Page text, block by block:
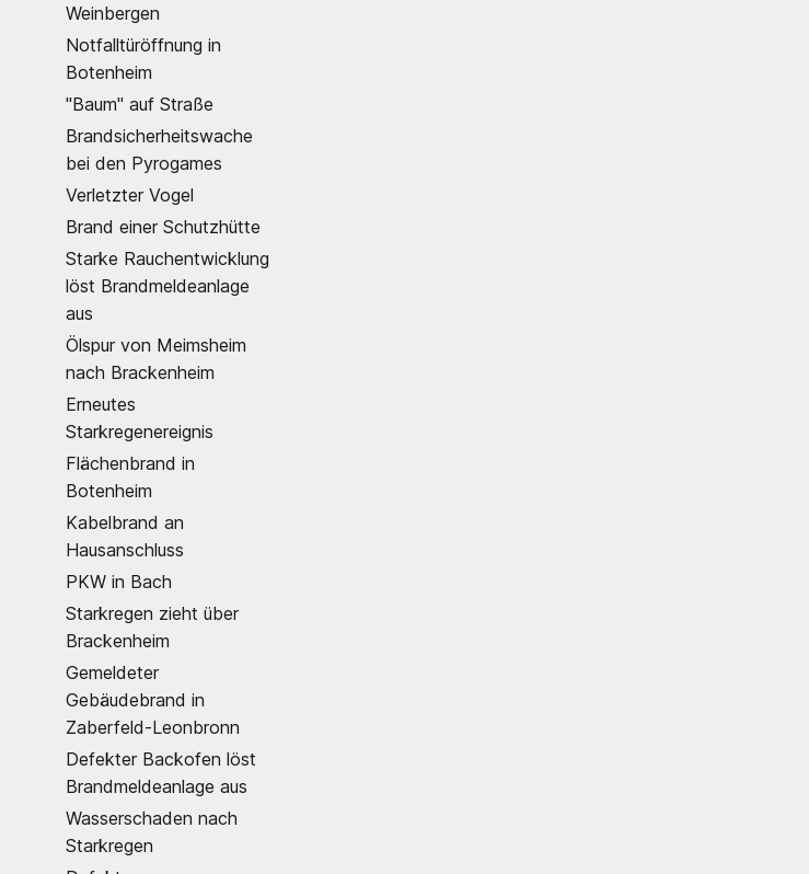
Weinbergen
Notfalltüröffnung in
Botenheim
"Baum" auf Straße
Brandsicherheitswache
bei den Pyrogames
Verletzter Vogel
Brand einer Schutzhütte
Starke Rauchentwicklung
löst Brandmeldeanlage
aus
Ölspur von Meimsheim
nach Brackenheim
Erneutes
Starkregenereignis
Flächenbrand in
Botenheim
Kabelbrand an
Hausanschluss
PKW in Bach
Starkregen zieht über
Brackenheim
Gemeldeter
Gebäudebrand in
Zaberfeld-Leonbronn
Defekter Backofen löst
Brandmeldeanlage aus
Wasserschaden nach
Starkregen